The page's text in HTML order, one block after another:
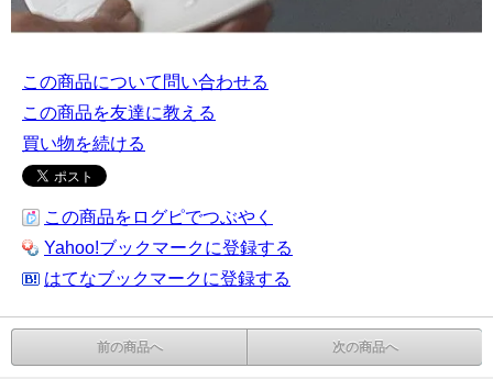
この商品について問い合わせる
この商品を友達に教える
買い物を続ける
この商品をログピでつぶやく
Yahoo!ブックマークに登録する
はてなブックマークに登録する
前の商品へ 次の商品へ